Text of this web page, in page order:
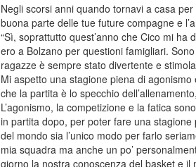
Negli scorsi anni quando tornavi a casa
buona parte delle tue future compagne e
“Sì, soprattutto quest’anno che Cico mi
ero a Bolzano per questioni famigliari.
ragazze è sempre stato divertente e
Mi aspetto una stagione piena di
che la partita è lo specchio
L’agonismo, la competizione e la fatica
in partita dopo, per poter fare una
del mondo sia l’unico modo per farlo
mia squadra ma anche un po’
giorno la nostra conoscenza del basket e il